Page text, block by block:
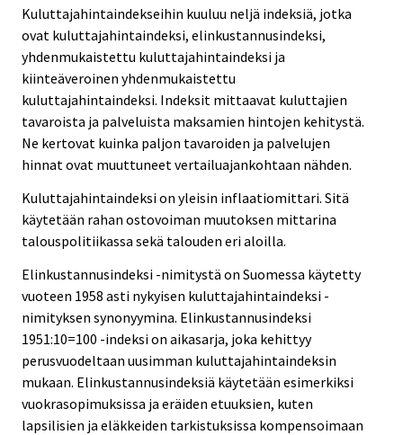
Kuluttajahintaindekseihin kuuluu neljä indeksiä, jotka
ovat kuluttajahintaindeksi, elinkustannusindeksi,
yhdenmukaistettu kuluttajahintaindeksi ja
kiinteäveroinen yhdenmukaistettu
kuluttajahintaindeksi. Indeksit mittaavat kuluttajien
tavaroista ja palveluista maksamien hintojen kehitystä.
Ne kertovat kuinka paljon tavaroiden ja palvelujen
hinnat ovat muuttuneet vertailuajankohtaan nähden.
Kuluttajahintaindeksi on yleisin inflaatiomittari. Sitä
käytetään rahan ostovoiman muutoksen mittarina
talouspolitiikassa sekä talouden eri aloilla.
Elinkustannusindeksi -nimitystä on Suomessa käytetty
vuoteen 1958 asti nykyisen kuluttajahintaindeksi -
nimityksen synonyymina. Elinkustannusindeksi
1951:10=100 -indeksi on aikasarja, joka kehittyy
perusvuodeltaan uusimman kuluttajahintaindeksin
mukaan. Elinkustannusindeksiä käytetään esimerkiksi
vuokrasopimuksissa ja eräiden etuuksien, kuten
lapsilisien ja eläkkeiden tarkistuksissa kompensoimaan